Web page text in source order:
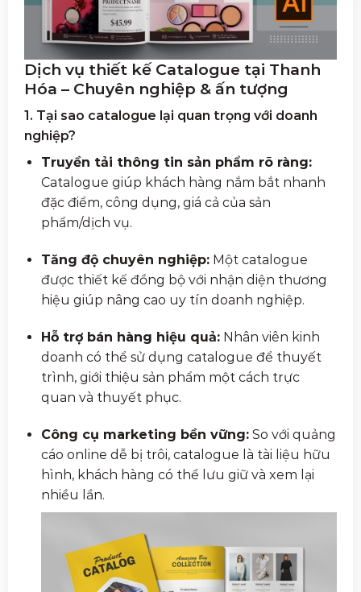
Dịch vụ thiết kế Catalogue tại Thanh
Hóa – Chuyên nghiệp & ấn tượng
1. Tại sao catalogue lại quan trọng với doanh
nghiệp?
Truyền tải thông tin sản phẩm rõ ràng:
Catalogue giúp khách hàng nắm bắt nhanh
đặc điểm, công dụng, giá cả của sản
phẩm/dịch vụ.
Tăng độ chuyên nghiệp:Một catalogue
được thiết kế đồng bộ với nhận diện thương
hiệu giúp nâng cao uy tín doanh nghiệp.
Hỗ trợ bán hàng hiệu quả:Nhân viên kinh
doanh có thể sử dụng catalogue để thuyết
trình, giới thiệu sản phẩm một cách trực
quan và thuyết phục.
Công cụ marketing bền vững:So với quảng
cáo online dễ bị trôi, catalogue là tài liệu hữu
hình, khách hàng có thể lưu giữ và xem lại
nhiều lần.